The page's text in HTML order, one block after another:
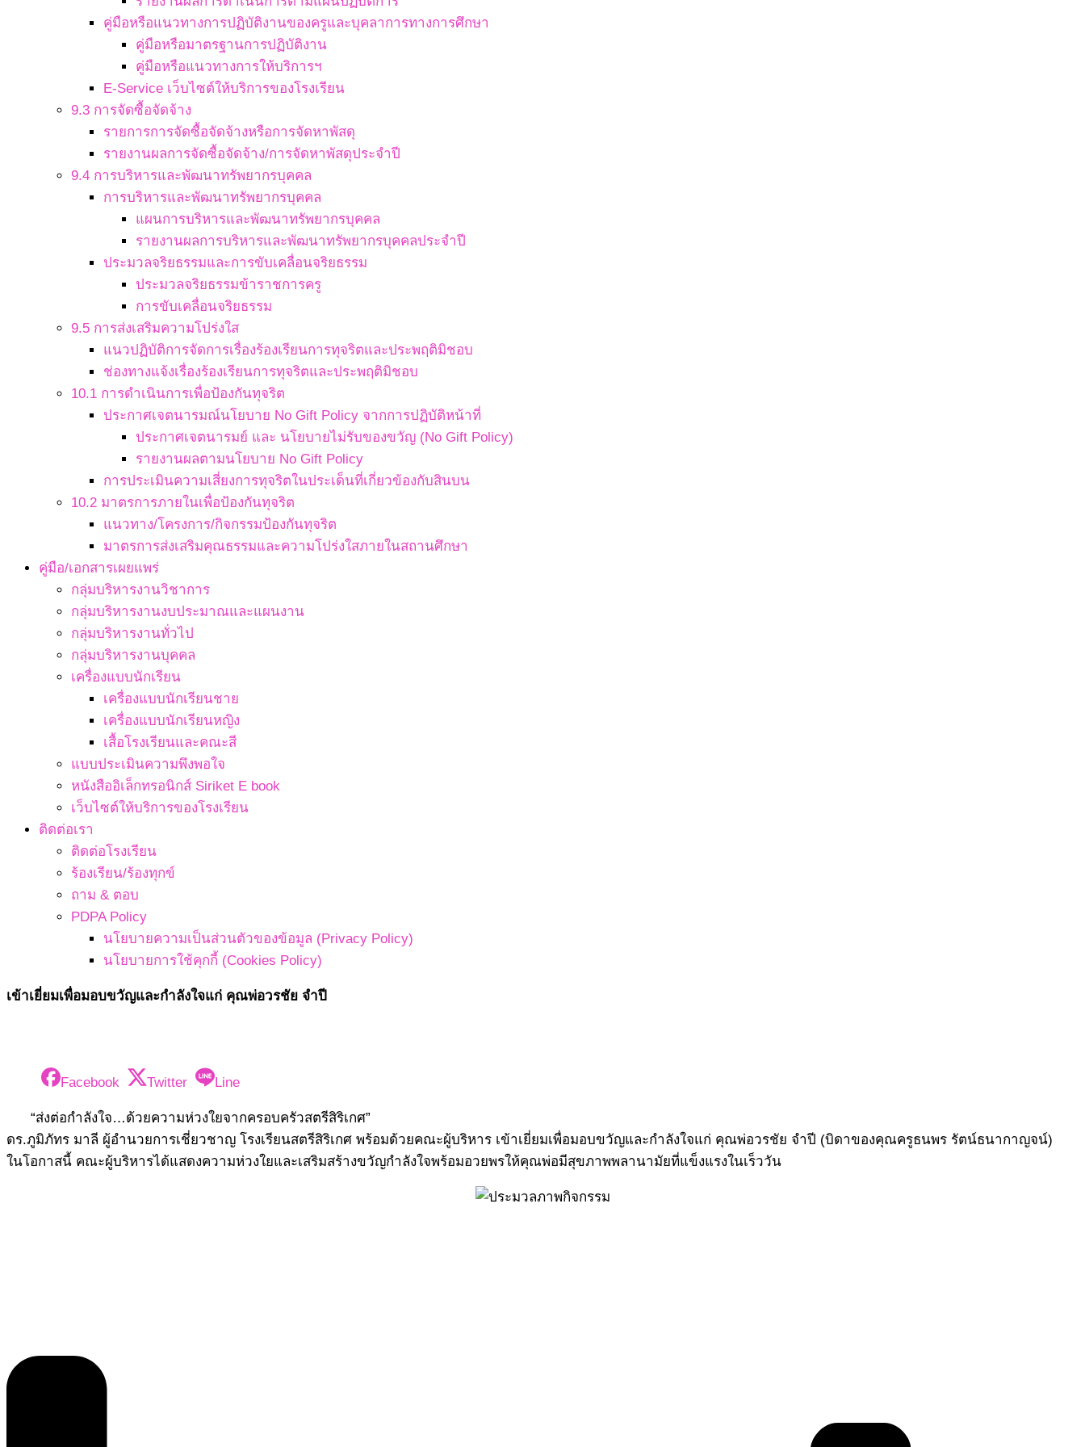
คู่มือหรือแนวทางการปฏิบัติงานของครูและบุคลาการทางการศึกษา
คู่มือหรือมาตรฐานการปฏิบัติงาน
คู่มือหรือแนวทางการให้บริการฯ
E-Service เว็บไซต์ให้บริการของโรงเรียน
9.3 การจัดซื้อจัดจ้าง
รายการการจัดซื้อจัดจ้างหรือการจัดหาพัสดุ
รายงานผลการจัดซื้อจัดจ้าง/การจัดหาพัสดุประจำปี
9.4 การบริหารและพัฒนาทรัพยากรบุคคล
การบริหารและพัฒนาทรัพยากรบุคคล
แผนการบริหารและพัฒนาทรัพยากรบุคคล
รายงานผลการบริหารและพัฒนาทรัพยากรบุคคลประจำปี
ประมวลจริยธรรมและการขับเคลื่อนจริยธรรม
ประมวลจริยธรรมข้าราชการครู
การขับเคลื่อนจริยธรรม
9.5 การส่งเสริมความโปร่งใส
แนวปฏิบัติการจัดการเรื่องร้องเรียนการทุจริตและประพฤติมิชอบ
ช่องทางแจ้งเรื่องร้องเรียนการทุจริตและประพฤติมิชอบ
10.1 การดำเนินการเพื่อป้องกันทุจริต
ประกาศเจตนารมณ์นโยบาย No Gift Policy จากการปฏิบัติหน้าที่
ประกาศเจตนารมย์ และ นโยบายไม่รับของขวัญ (No Gift Policy)
รายงานผลตามนโยบาย No Gift Policy
การประเมินความเสี่ยงการทุจริตในประเด็นที่เกี่ยวข้องกับสินบน
10.2 มาตรการภายในเพื่อป้องกันทุจริต
แนวทาง/โครงการ/กิจกรรมป้องกันทุจริต
มาตรการส่งเสริมคุณธรรมและความโปร่งใสภายในสถานศึกษา
คู่มือ/เอกสารเผยแพร่
กลุ่มบริหารงานวิชาการ
กลุ่มบริหารงานงบประมาณและแผนงาน
กลุ่มบริหารงานทั่วไป
กลุ่มบริหารงานบุคคล
เครื่องแบบนักเรียน
เครื่องแบบนักเรียนชาย
เครื่องแบบนักเรียนหญิง
เสื้อโรงเรียนและคณะสี
แบบประเมินความพึงพอใจ
หนังสืออิเล็กทรอนิกส์ Siriket E book
เว็บไซต์ให้บริการของโรงเรียน
ติดต่อเรา
ติดต่อโรงเรียน
ร้องเรียน/ร้องทุกข์
ถาม & ตอบ
PDPA Policy
นโยบายความเป็นส่วนตัวของข้อมูล (Privacy Policy)
นโยบายการใช้คุกกี้ (Cookies Policy)
เข้าเยี่ยมเพื่อมอบขวัญและกำลังใจแก่ คุณพ่อวรชัย จำปี
Facebook Twitter Line
“ส่งต่อกำลังใจ…ด้วยความห่วงใยจากครอบครัวสตรีสิริเกศ”
​ดร.ภูมิภัทร มาลี ผู้อำนวยการเชี่ยวชาญ โรงเรียนสตรีสิริเกศ พร้อมด้วยคณะผู้บริหาร เข้าเยี่ยมเพื่อมอบขวัญและกำลังใจแก่ คุณพ่อวรชัย จำปี (บิดาของคุณครูธนพร รัตน์ธนากาญจน์)
ในโอกาสนี้ คณะผู้บริหารได้แสดงความห่วงใยและเสริมสร้างขวัญกำลังใจพร้อมอวยพรให้คุณพ่อมีสุขภาพพลานามัยที่แข็งแรงในเร็ววัน